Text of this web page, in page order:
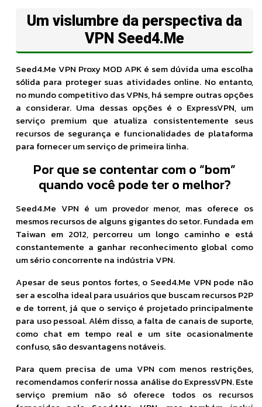
Um vislumbre da perspectiva da
VPN Seed4.Me
Seed4.Me VPN Proxy MOD APK é sem dúvida uma escolha
sólida para proteger suas atividades online. No entanto,
no mundo competitivo das VPNs, há sempre outras opções
a considerar. Uma dessas opções é o ExpressVPN, um
serviço premium que atualiza consistentemente seus
recursos de segurança e funcionalidades de plataforma
para fornecer um serviço de primeira linha.
Por que se contentar com o “bom”
quando você pode ter o melhor?
Seed4.Me VPN é um provedor menor, mas oferece os
mesmos recursos de alguns gigantes do setor. Fundada em
Taiwan em 2012, percorreu um longo caminho e está
constantemente a ganhar reconhecimento global como
um sério concorrente na indústria VPN.
Apesar de seus pontos fortes, o Seed4.Me VPN pode não
ser a escolha ideal para usuários que buscam recursos P2P
e de torrent, já que o serviço é projetado principalmente
para uso pessoal. Além disso, a falta de canais de suporte,
como chat em tempo real e um site ocasionalmente
confuso, são desvantagens notáveis.
Para quem precisa de uma VPN com menos restrições,
recomendamos conferir nossa análise do ExpressVPN. Este
serviço premium não só oferece todos os recursos